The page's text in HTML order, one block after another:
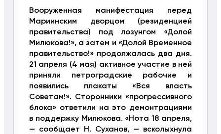
Вооруженная манифестация перед
Мариинским дворцом (резиденцией
правительства) под лозунгом «Долой
Милюкова!», а затем и «Долой Временное
правительство!» продолжалась два дня.
21 апреля (4 мая) активное участие в ней
приняли петроградские рабочие и
появились плакаты «Вся власть
Советам!». Сторонники «прогрессивного
блока» ответили на это демонтрациями
в поддержку Милюкова. «Нота 18 апреля,
— сообщает Н. Суханов, — всколыхнула